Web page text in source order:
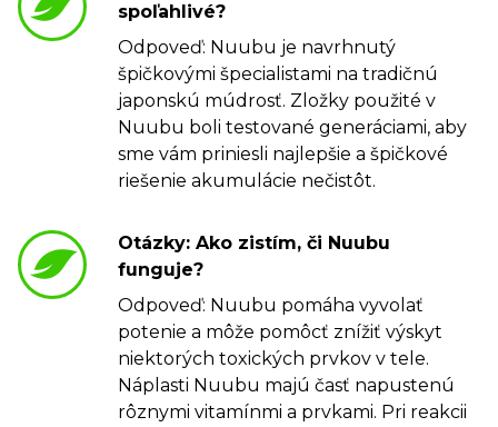
spoľahlivé?
Odpoveď: Nuubu je navrhnutý
špičkovými špecialistami na tradičnú
japonskú múdrosť. Zložky použité v
Nuubu boli testované generáciami, aby
sme vám priniesli najlepšie a špičkové
riešenie akumulácie nečistôt.
Otázky: Ako zistím, či Nuubu
funguje?
Odpoveď: Nuubu pomáha vyvolať
potenie a môže pomôcť znížiť výskyt
niektorých toxických prvkov v tele.
Náplasti Nuubu majú časť napustenú
rôznymi vitamínmi a prvkami. Pri reakcii